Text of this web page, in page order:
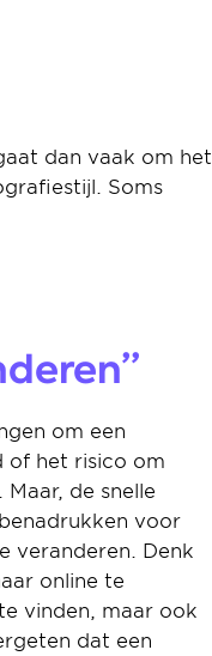
dan vaak om het
Soms
om een
of het risico om
de snelle
voor
veranderen. Denk
online te
vinden, maar ook
dat een